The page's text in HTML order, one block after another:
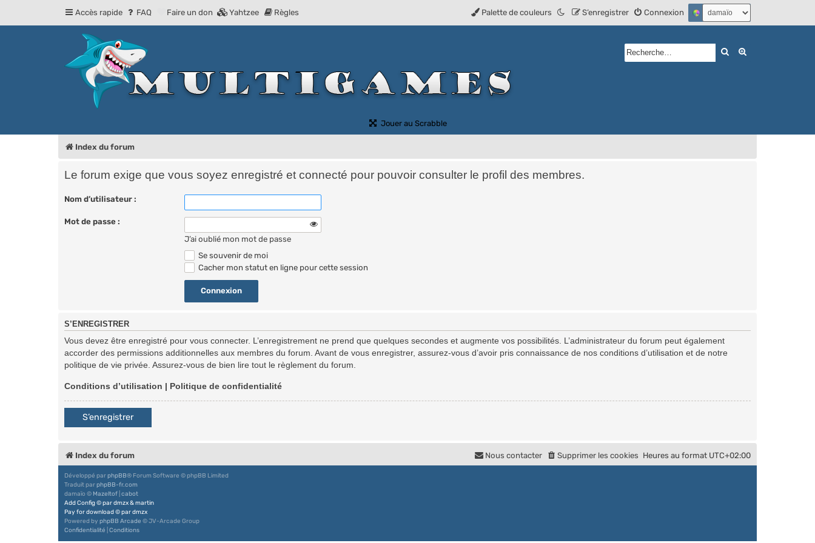
Accès rapide FAQ Faire un don Yahtzee Règles Connexion
S’enregistrer
Palette de couleurs
Rechercher
Jouer au Scrabble(Ouvre un nouvel onglet)
Index du forum
Le forum exige que vous soyez enregistré et connecté pour pouvoir consulter le profil des membres.
Nom d’utilisateur :
Mot de passe :
J’ai oublié mon mot de passe
Se souvenir de moi
Cacher mon statut en ligne pour cette session
S’ENREGISTRER
Vous devez être enregistré pour vous connecter. L’enregistrement ne prend que quelques secondes et augmente vos possibilités. L’administrateur du forum peut également
accorder des permissions additionnelles aux membres du forum. Avant de vous enregistrer, assurez-vous d’avoir pris connaissance de nos conditions d’utilisation et de notre
politique de vie privée. Assurez-vous de bien lire tout le règlement du forum.
Conditions d’utilisation | Politique de confidentialité
S’enregistrer
Index du forum Heures au format UTC+02:00
Supprimer les cookies
Nous contacter
Développé parphpBB® Forum Software © phpBB Limited
Traduit parphpBB-fr.com
damaïo © Mazeltof cabot
Add Config©pardmzx&martin
Pay for download©pardmzx
Powered by phpBB Arcade © JV-Arcade Group
Confidentialité Conditions